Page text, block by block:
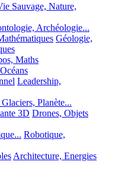
Sauvage, Nature,
Archéologie...
Géologie,
Maths
Leadership,
Planète...
3D Drones, Objets
Robotique,
Architecture, Energies